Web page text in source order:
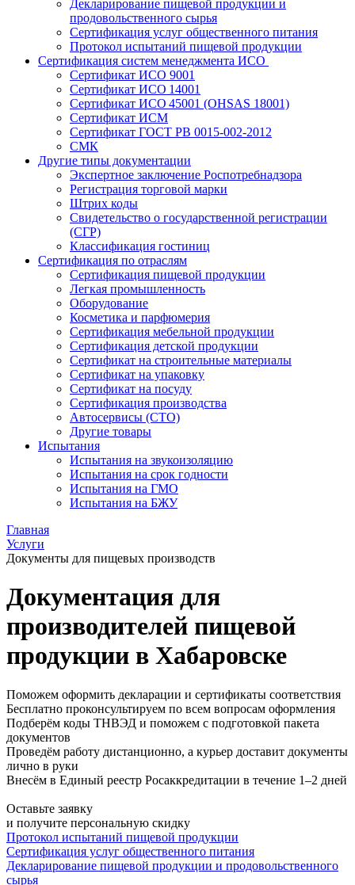
Декларирование пищевой продукции и
продовольственного сырья
Сертификация услуг общественного питания
Протокол испытаний пищевой продукции
Сертификация систем менеджмента ИСО
Сертификат ИСО 9001
Сертификат ИСО 14001
Сертификат ИСО 45001 (OHSAS 18001)
Сертификат ИСМ
Сертификат ГОСТ РВ 0015-002-2012
СМК
Другие типы документации
Экспертное заключение Роспотребнадзора
Регистрация торговой марки
Штрих коды
Свидетельство о государственной регистрации
(СГР)
Классификация гостиниц
Сертификация по отраслям
Сертификация пищевой продукции
Легкая промышленность
Оборудование
Косметика и парфюмерия
Сертификация мебельной продукции
Сертификация детской продукции
Сертификат на строительные материалы
Сертификат на упаковку
Сертификат на посуду
Сертификация производства
Автосервисы (СТО)
Другие товары
Испытания
Испытания на звукоизоляцию
Испытания на срок годности
Испытания на ГМО
Испытания на БЖУ
Главная
Услуги
Документы для пищевых производств
Документация для
производителей пищевой
продукции в Хабаровске
Поможем оформить декларации и сертификаты соответствия
Бесплатно проконсультируем по всем вопросам оформления
Подберём коды ТНВЭД и поможем с подготовкой пакета
документов
Проведём работу дистанционно, а курьер доставит документы
лично в руки
Внесём в Единый реестр Росаккредитации в течение 1–2 дней
Оставьте заявку
и получите персональную скидку
Протокол испытаний пищевой продукции
Сертификация услуг общественного питания
Декларирование пищевой продукции и продовольственного
сырья